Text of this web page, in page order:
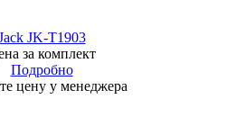
JK-T1903
за комплект
Подробно
цену у менеджера